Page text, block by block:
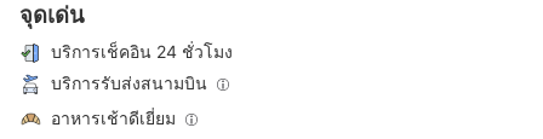
จุดเด่น
บริการเช็คอิน 24 ชั่วโมง
บริการรับส่งสนามบิน
อาหารเช้าดีเยี่ยม